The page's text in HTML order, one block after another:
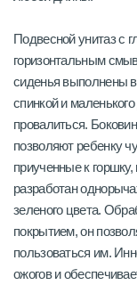
Подвесной унитаз с
горизонтальным
сиденья выполнены
спинкой и
провалиться.
позволяют ребенку
приученные к
разработан
зеленого цвета.
покрытием, он
пользоваться им.
ожогов и